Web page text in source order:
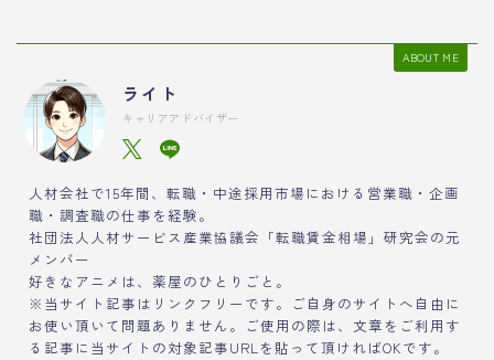
ABOUT ME
ライト
キャリアアドバイザー
人材会社で15年間、転職・中途採用市場における営業職・企画
職・調査職の仕事を経験。
社団法人人材サービス産業協議会「転職賃金相場」研究会の元
メンバー
好きなアニメは、薬屋のひとりごと。
※当サイト記事はリンクフリーです。ご自身のサイトへ自由に
お使い頂いて問題ありません。ご使用の際は、文章をご利用す
る記事に当サイトの対象記事URLを貼って頂ければOKです。